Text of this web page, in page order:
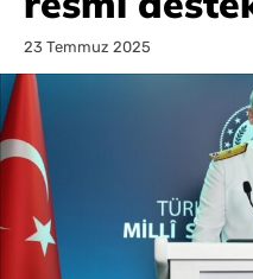
23 Temmuz 2025